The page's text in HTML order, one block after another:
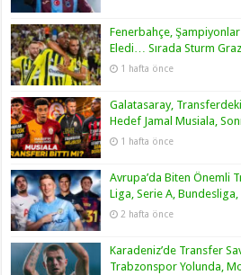
Fenerbahçe,
Eledi… Sırada Sturm
1 hafta önce
Galatasaray,
Hedef Jamal Musiala,
1 hafta önce
Avrupa’da Biten Önemli
Liga, Serie A, Bundesliga,
2 hafta önce
Karadeniz’de Transfer
Trabzonspor Yolunda,